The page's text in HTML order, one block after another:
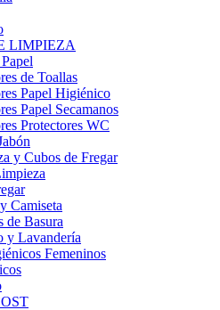
LIMPIEZA
de Toallas
Papel Higiénico
Papel Secamanos
Protectores WC
y Cubos de Fregar
Camiseta
de Basura
y Lavandería
Femeninos